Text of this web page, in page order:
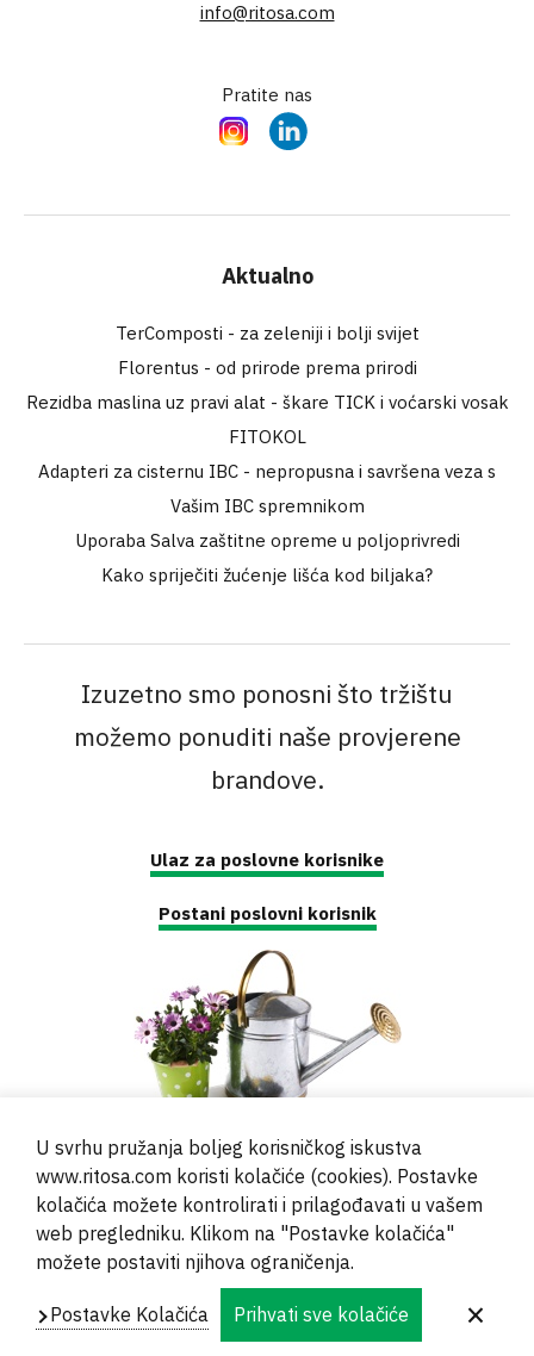
info@ritosa.com
Pratite nas
InstagramLinkedIn
Aktualno
TerComposti - za zeleniji i bolji svijet
Florentus - od prirode prema prirodi
Rezidba maslina uz pravi alat - škare TICK i voćarski vosak
FITOKOL
Adapteri za cisternu IBC - nepropusna i savršena veza s
Vašim IBC spremnikom
Uporaba Salva zaštitne opreme u poljoprivredi
Kako spriječiti žućenje lišća kod biljaka?
Izuzetno smo ponosni što tržištu
možemo ponuditi naše provjerene
brandove.
Ulaz za poslovne korisnike
Postani poslovni korisnik
© 2000 - 2024 Brati Ritoša d.o.o.
Powered byEvidente
Navigation
Kontakt Privatnost
U svrhu pružanja boljeg korisničkog iskustva
www.ritosa.com koristi kolačiće (cookies). Postavke
kolačića možete kontrolirati i prilagođavati u vašem
web pregledniku. Klikom na "Postavke kolačića"
možete postaviti njihova ograničenja.
Postavke Kolačića Prihvati sve kolačiće